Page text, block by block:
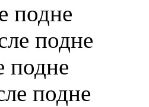
подне
подне
подне
подне